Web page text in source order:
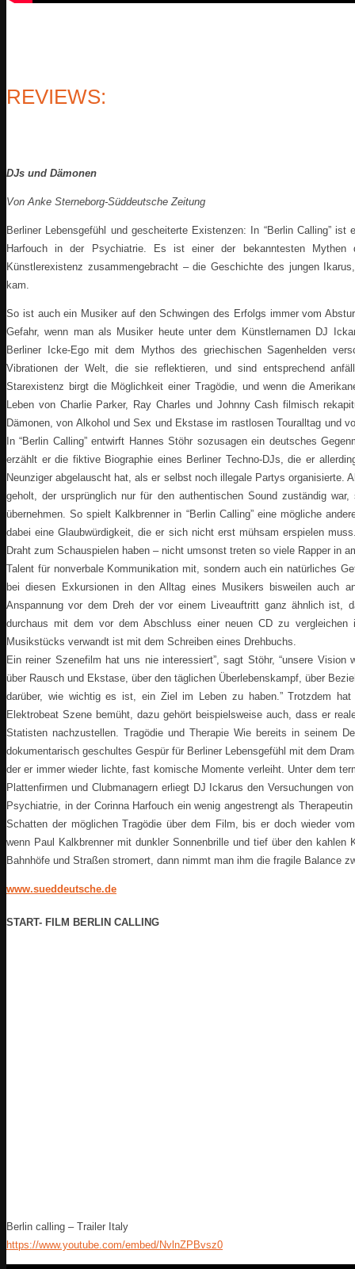
REVIEWS:
DJs und Dämonen
Von Anke Sterneborg-Süddeutsche Zeitung
Berliner Lebensgefühl und gescheiterte Existenzen: In “Berlin Calling”
Harfouch in der Psychiatrie. Es ist einer der bekanntesten
Künstlerexistenz zusammengebracht – die Geschichte des jungen
kam.
So ist auch ein Musiker auf den Schwingen des Erfolgs immer vom
Gefahr, wenn man als Musiker heute unter dem Künstlernamen DJ
Berliner Icke-Ego mit dem Mythos des griechischen Sagenhelden
Vibrationen der Welt, die sie reflektieren, und sind entsprechend
Starexistenz birgt die Möglichkeit einer Tragödie, und wenn die
Leben von Charlie Parker, Ray Charles und Johnny Cash filmisch
Dämonen, von Alkohol und Sex und Ekstase im rastlosen Touralltag und
In “Berlin Calling” entwirft Hannes Stöhr sozusagen ein deutsches
erzählt er die fiktive Biographie eines Berliner Techno-DJs, die er
Neunziger abgelauscht hat, als er selbst noch illegale Partys organisierte.
geholt, der ursprünglich nur für den authentischen Sound zuständig
übernehmen. So spielt Kalkbrenner in “Berlin Calling” eine mögliche
dabei eine Glaubwürdigkeit, die er sich nicht erst mühsam erspielen
Draht zum Schauspielen haben – nicht umsonst treten so viele Rapper in
Talent für nonverbale Kommunikation mit, sondern auch ein natürliches
bei diesen Exkursionen in den Alltag eines Musikers bisweilen auch
Anspannung vor dem Dreh der vor einem Liveauftritt ganz ähnlich ist,
durchaus mit dem vor dem Abschluss einer neuen CD zu
Musikstücks verwandt ist mit dem Schreiben eines Drehbuchs.
Ein reiner Szenefilm hat uns nie interessiert”, sagt Stöhr, “unsere
über Rausch und Ekstase, über den täglichen Überlebenskampf, über
darüber, wie wichtig es ist, ein Ziel im Leben zu haben.” Trotzdem
Elektrobeat Szene bemüht, dazu gehört beispielsweise auch, dass er
Statisten nachzustellen. Tragödie und Therapie Wie bereits in seinem
dokumentarisch geschultes Gespür für Berliner Lebensgefühl mit dem
der er immer wieder lichte, fast komische Momente verleiht. Unter dem
Plattenfirmen und Clubmanagern erliegt DJ Ickarus den Versuchungen
Psychiatrie, in der Corinna Harfouch ein wenig angestrengt als
Schatten der möglichen Tragödie über dem Film, bis er doch wieder
wenn Paul Kalkbrenner mit dunkler Sonnenbrille und tief über den kahlen
Bahnhöfe und Straßen stromert, dann nimmt man ihm die fragile Balance
www.sueddeutsche.de
START- FILM BERLIN CALLING
Berlin calling – Trailer Italy
https://www.youtube.com/embed/NvlnZPBvsz0